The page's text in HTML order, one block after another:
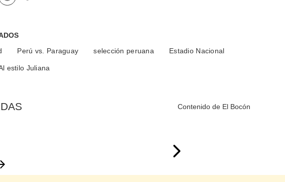
Perú vs. Paraguay selección peruana Estadio Nacional
estilo Juliana
Contenido de El Bocón